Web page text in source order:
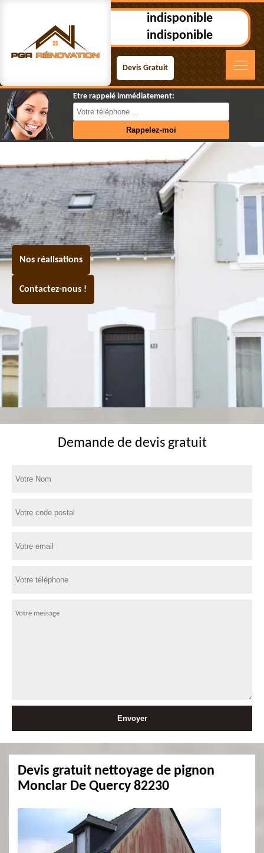
indisponible
indisponible
Devis Gratuit
Etre rappelé immédiatement:
Nos réalisations
Contactez-nous !
Demande de devis gratuit
Devis gratuit nettoyage de pignon
Monclar De Quercy 82230